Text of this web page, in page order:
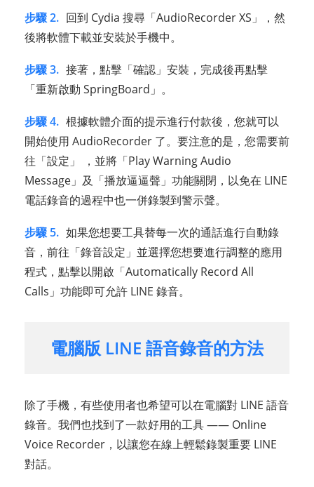
步驟 2. 回到 Cydia 搜尋「AudioRecorder XS」，然
後將軟體下載並安裝於手機中。
步驟 3. 接著，點擊「確認」安裝，完成後再點擊
「重新啟動 SpringBoard」。
步驟 4. 根據軟體介面的提示進行付款後，您就可以
開始使用 AudioRecorder 了。要注意的是，您需要前
往「設定」 ，並將「Play Warning Audio
Message」及「播放逼逼聲」功能關閉，以免在 LINE
電話錄音的過程中也一併錄製到警示聲。
步驟 5. 如果您想要工具替每一次的通話進行自動錄
音，前往「錄音設定」並選擇您想要進行調整的應用
程式，點擊以開啟「Automatically Record All
Calls」功能即可允許 LINE 錄音。
電腦版 LINE 語音錄音的方法
除了手機，有些使用者也希望可以在電腦對 LINE 語音
錄音。我們也找到了一款好用的工具 —— Online
Voice Recorder，以讓您在線上輕鬆錄製重要 LINE
對話。